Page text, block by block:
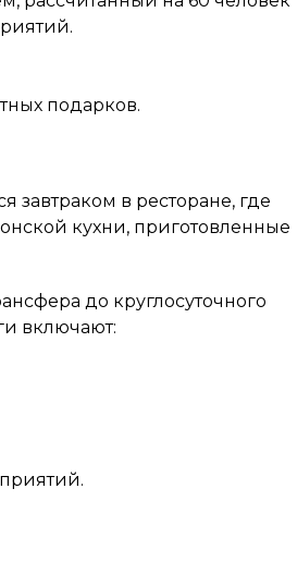
подарков.
завтраком в ресторане, где
кухни, приготовленные
до круглосуточного
включают: